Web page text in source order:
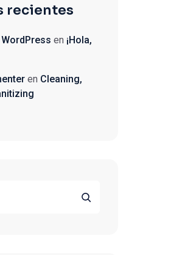
recientes
en ¡Hola,
en Cleaning,